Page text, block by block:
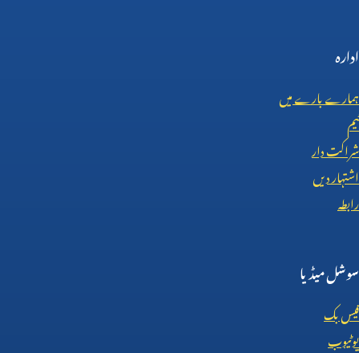
ادارہ
ہمارے بارے میں
ٹیم
شراکت دار
اشتہار دیں
رابطہ
سوشل میڈیا
فیس بک
یوٹیوب